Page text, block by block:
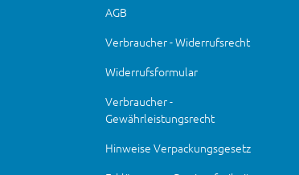
AGB
Verbraucher - Widerrufsrecht
Widerrufsformular
Verbraucher -
Gewährleistungsrecht
Hinweise Verpackungsgesetz